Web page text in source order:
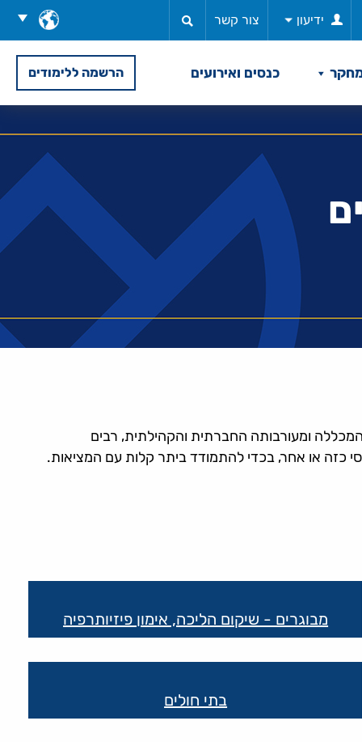
בחר
שפה
ידיעון צור קשר
כנסים ואירועים הרשמה ללימודים
המכללה ומעורבותה החברתית והקהילתית, רבים
כזה או אחר, בכדי להתמודד ביתר קלות עם המציאות.
מבוגרים - שיקום הליכה, אימון פיזיותרפיה
בתי חולים